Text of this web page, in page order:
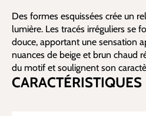
Des formes esquissées crée un
lumière. Les tracés irréguliers se
douce, apportant une sensation
nuances de beige et brun chaud
du motif et soulignent son
CARACTÉRISTIQUES